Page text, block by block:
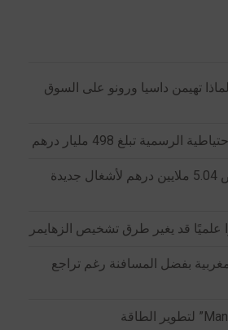
تهيمن داسيا ورونو على السوق
تبلغ 498 مليار درهم
وكالة أبي رقراق تخصص 5.04 ملايين درهم لأشغال جديدة
علميًا قد يغير طرق تشخيص الزهايمر
بفضل المسافنة رغم تراجع